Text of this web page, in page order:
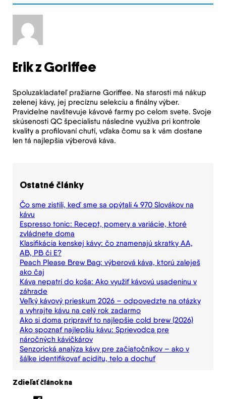
Erik z Goriffee
Spoluzakladateľ pražiarne Goriffee. Na starosti má nákup
zelenej kávy, jej precíznu selekciu a finálny výber.
Pravidelne navštevuje kávové farmy po celom svete. Svoje
skúsenosti QC špecialistu následne využíva pri kontrole
kvality a profilovaní chutí, vďaka čomu sa k vám dostane
len tá najlepšia výberová káva.
Ostatné články
Čo sme zistili, keď sme sa opýtali 4 970 Slovákov na
kávu
Espresso tonic: Recept, pomery a variácie, ktoré
zvládnete doma
Klasifikácia kenskej kávy: čo znamenajú skratky AA,
AB, PB či E?
Peach Please Brew Bag: výberová káva, ktorú zaleješ
ako čaj
Káva nepatrí do koša: Ako využiť kávovú usadeninu v
záhrade
Veľký kávový prieskum 2026 – odpovedzte na otázky
a vyhrajte kávu na celý rok zadarmo
Ako si doma pripraviť to najlepšie cold brew (2026)
Ako spoznať najlepšiu kávu: Sprievodca pre
náročných kávičkárov
Senzorická analýza kávy pre začiatočníkov – ako v
šálke identifikovať aciditu, telo a dochuť
Zdieľať článok na